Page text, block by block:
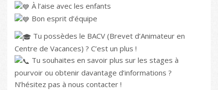
À l’aise avec les enfants
Bon esprit d’équipe
Tu possèdes le BACV (Brevet d’Animateur en
Centre de Vacances) ? C’est un plus !
Tu souhaites en savoir plus sur les stages à
pourvoir ou obtenir davantage d’informations ?
N’hésitez pas à nous contacter !